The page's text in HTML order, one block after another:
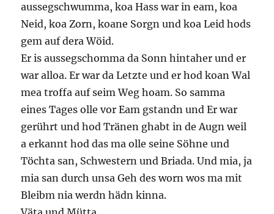
aussegschwumma, koa Hass war in eam, koa
Neid, koa Zorn, koane Sorgn und koa Leid hods
gem auf dera Wöid.
Er is aussegschomma da Sonn hintaher und er
war alloa. Er war da Letzte und er hod koan Wal
mea troffa auf seim Weg hoam. So samma
eines Tages olle vor Eam gstandn und Er war
gerührt und hod Tränen ghabt in de Augn weil
a erkannt hod das ma olle seine Söhne und
Töchta san, Schwestern und Briada. Und mia, ja
mia san durch unsa Geh des worn wos ma mit
Bleibm nia werdn hädn kinna.